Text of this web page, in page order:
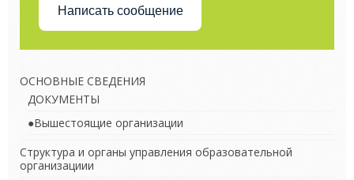
Написать сообщение
ОСНОВНЫЕ СВЕДЕНИЯ
ДОКУМЕНТЫ
●Вышестоящие организации
Структура и органы управления образовательной
организациии